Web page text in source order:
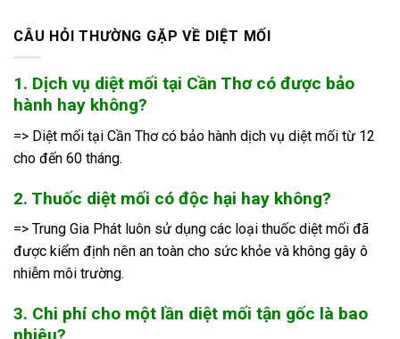
CÂU HỎI THƯỜNG GẶP VỀ DIỆT MỐI
1. Dịch vụ diệt mối tại Cần Thơ có được bảo
hành hay không?
=> Diệt mối tại Cần Thơ có bảo hành dịch vụ diệt mối từ 12
cho đến 60 tháng.
2. Thuốc diệt mối có độc hại hay không?
=> Trung Gia Phát luôn sử dụng các loại thuốc diệt mối đã
được kiểm định nên an toàn cho sức khỏe và không gây ô
nhiễm môi trường.
3. Chi phí cho một lần diệt mối tận gốc là bao